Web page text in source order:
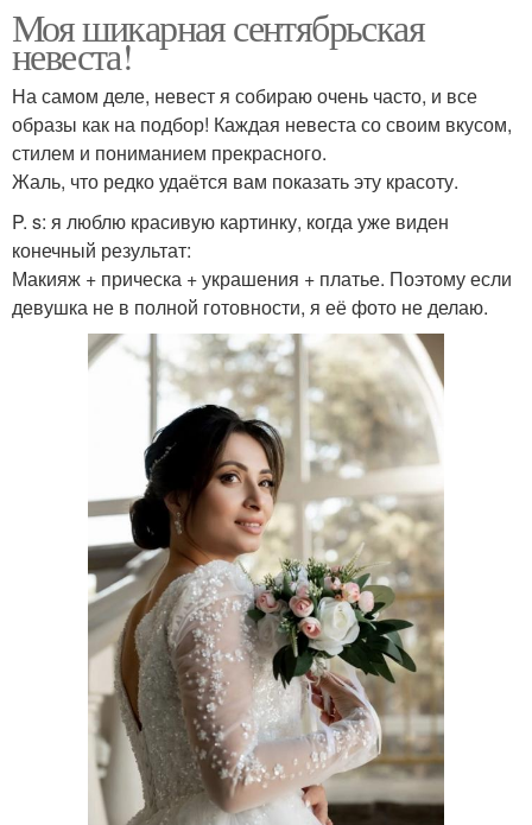
Моя шикарная сентябрьская
невеста!
На самом деле, невест я собираю очень часто, и все
образы как на подбор! Каждая невеста со своим вкусом,
стилем и пониманием прекрасного.
Жаль, что редко удаётся вам показать эту красоту.
P. s: я люблю красивую картинку, когда уже виден
конечный результат:
Макияж + прическа + украшения + платье. Поэтому если
девушка не в полной готовности, я её фото не делаю.